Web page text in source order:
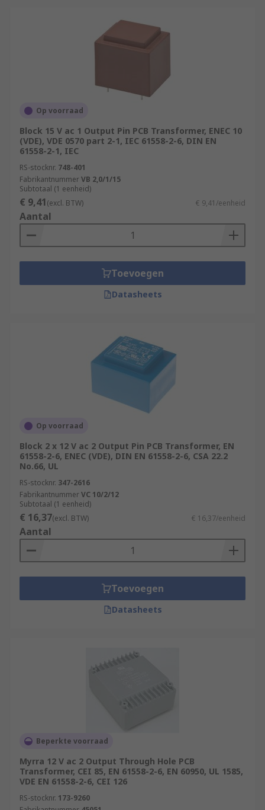
Op voorraad
Block 15 V ac 1 Output Pin PCB Transformer, ENEC 10
(VDE), VDE 0570 part 2-1, IEC 61558-2-6, DIN EN
61558-2-1, IEC
RS-stocknr. 748-401
FabrikantnummerVB 2,0/1/15
Subtotaal (1 eenheid)
€ 9,41(excl. BTW) € 9,41/eenheid
Aantal
Toevoegen
Datasheets
Op voorraad
Block 2 x 12 V ac 2 Output Pin PCB Transformer, EN
61558-2-6, ENEC (VDE), DIN EN 61558-2-6, CSA 22.2
No.66, UL
RS-stocknr. 347-2616
FabrikantnummerVC 10/2/12
Subtotaal (1 eenheid)
€ 16,37(excl. BTW) € 16,37/eenheid
Aantal
Toevoegen
Datasheets
Beperkte voorraad
Myrra 12 V ac 2 Output Through Hole PCB
Transformer, CEI 85, EN 61558-2-6, EN 60950, UL 1585,
VDE EN 61558-2-6, CEI 126
RS-stocknr. 173-9260